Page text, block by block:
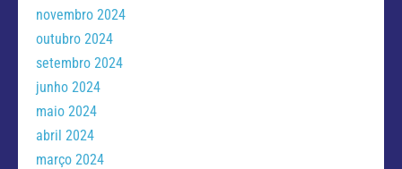
novembro 2024
outubro 2024
setembro 2024
junho 2024
maio 2024
abril 2024
março 2024